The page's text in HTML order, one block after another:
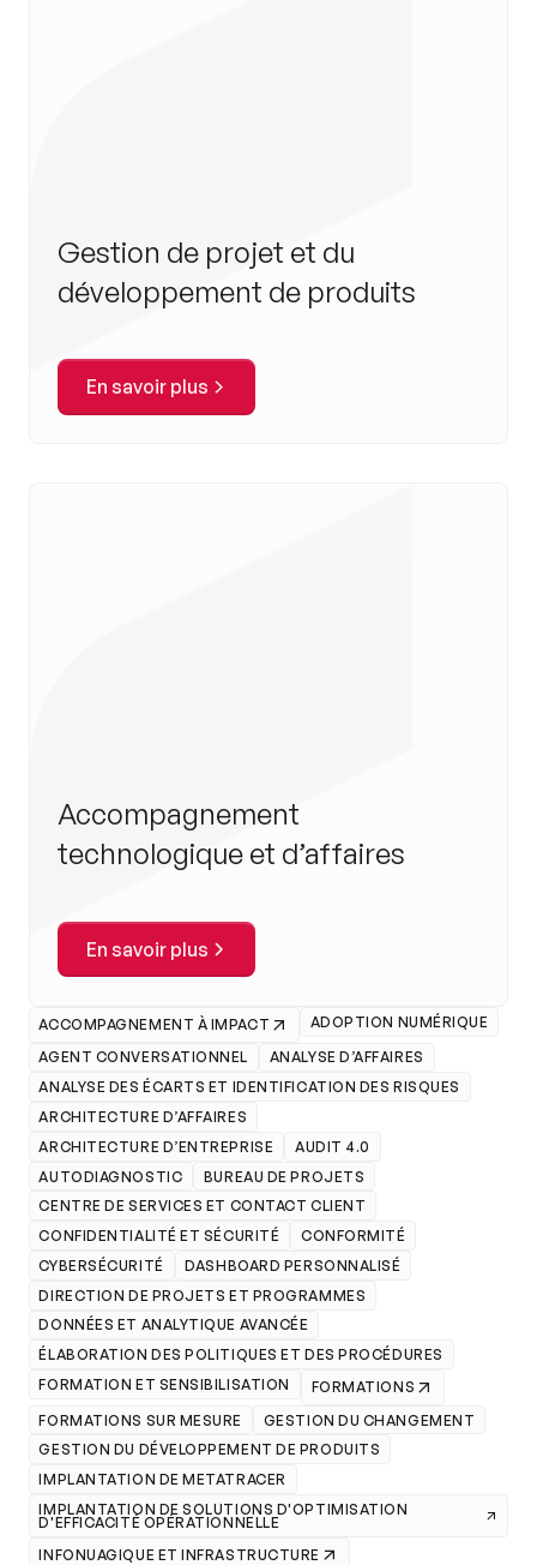
Gestion de projet et du
développement de produits
En savoir plus
Accompagnement
technologique et d’affaires
En savoir plus
ACCOMPAGNEMENT À IMPACT
ADOPTION NUMÉRIQUE
AGENT CONVERSATIONNEL
ANALYSE D’AFFAIRES
ANALYSE DES ÉCARTS ET IDENTIFICATION DES RISQUES
ARCHITECTURE D’AFFAIRES
ARCHITECTURE D’ENTREPRISE
AUDIT 4.0
AUTODIAGNOSTIC
BUREAU DE PROJETS
CENTRE DE SERVICES ET CONTACT CLIENT
CONFIDENTIALITÉ ET SÉCURITÉ
CONFORMITÉ
CYBERSÉCURITÉ
DASHBOARD PERSONNALISÉ
DIRECTION DE PROJETS ET PROGRAMMES
DONNÉES ET ANALYTIQUE AVANCÉE
ÉLABORATION DES POLITIQUES ET DES PROCÉDURES
FORMATION ET SENSIBILISATION
FORMATIONS
FORMATIONS SUR MESURE
GESTION DU CHANGEMENT
GESTION DU DÉVELOPPEMENT DE PRODUITS
IMPLANTATION DE METATRACER
IMPLANTATION DE SOLUTIONS D'OPTIMISATION
D'EFFICACITÉ OPÉRATIONNELLE
INFONUAGIQUE ET INFRASTRUCTURE